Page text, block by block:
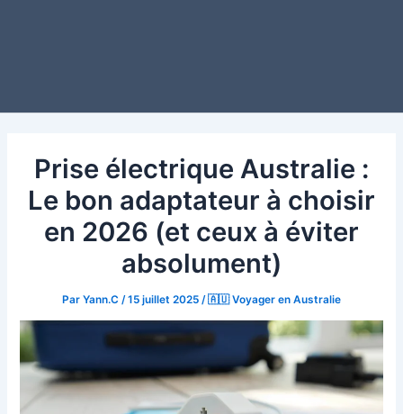
Prise électrique Australie :
Le bon adaptateur à choisir
en 2026 (et ceux à éviter
absolument)
Par Yann.C /15 juillet 2025 /🇦🇺 Voyager en Australie